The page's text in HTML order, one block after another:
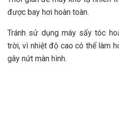
được bay hơi hoàn toàn.
Tránh sử dụng máy sấy tóc
trời, vì nhiệt độ cao có thể làm
gây nứt màn hình.